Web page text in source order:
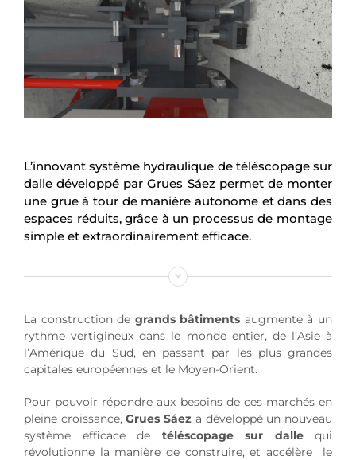
L’innovant système hydraulique de téléscopage sur
dalle développé par Grues Sáez permet de monter
une grue à tour de manière autonome et dans des
espaces réduits, grâce à un processus de montage
simple et extraordinairement efficace.
La construction de grands bâtiments augmente à un
rythme vertigineux dans le monde entier, de l’Asie à
l’Amérique du Sud, en passant par les plus grandes
capitales européennes et le Moyen-Orient.
Pour pouvoir répondre aux besoins de ces marchés en
pleine croissance,Grues Sáez a développé un nouveau
système efficace de téléscopage sur dalle qui
révolutionne la manière de construire, et accélère le